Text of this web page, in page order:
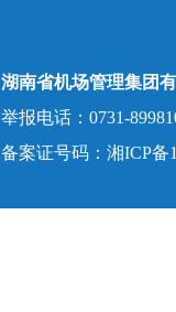
湖南省机场管理集团
举报电话：0731-
备案证号码：湘ICP备